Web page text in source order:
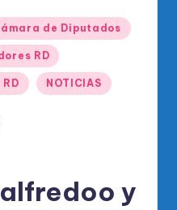
de Diputados
RD
RD NOTICIAS
y